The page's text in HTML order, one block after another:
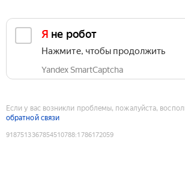
Я не робот
Нажмите, чтобы продолжить
Yandex SmartCaptcha
Если у вас возникли проблемы, пожалуйста,
обратной связи
9187513367854510788:1786172059